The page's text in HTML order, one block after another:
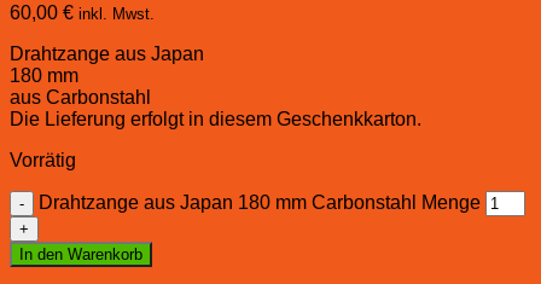
60,00 € inkl. Mwst.
Drahtzange aus Japan
180 mm
aus Carbonstahl
Die Lieferung erfolgt in diesem Geschenkkarton.
Vorrätig
Drahtzange aus Japan 180 mm Carbonstahl Menge
In den Warenkorb